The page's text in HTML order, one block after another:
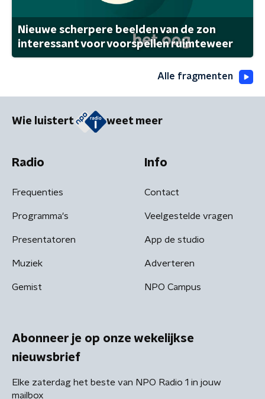
Nieuwe scherpere beelden van de zon
interessant voor voorspellen ruimteweer
Alle fragmenten
Wie luistert weet meer
Radio
Frequenties
Programma's
Presentatoren
Muziek
Gemist
Info
Contact
Veelgestelde vragen
App de studio
Adverteren
NPO Campus
Abonneer je op onze wekelijkse
nieuwsbrief
Elke zaterdag het beste van NPO Radio 1 in jouw
mailbox